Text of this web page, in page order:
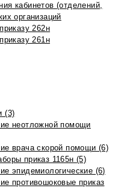
кабинетов (отделений,
организаций
262н
261н
(3)
неотложной помощи
врача скорой помощи (6)
приказ 1165н (5)
эпидемиологические (6)
противошоковые приказ